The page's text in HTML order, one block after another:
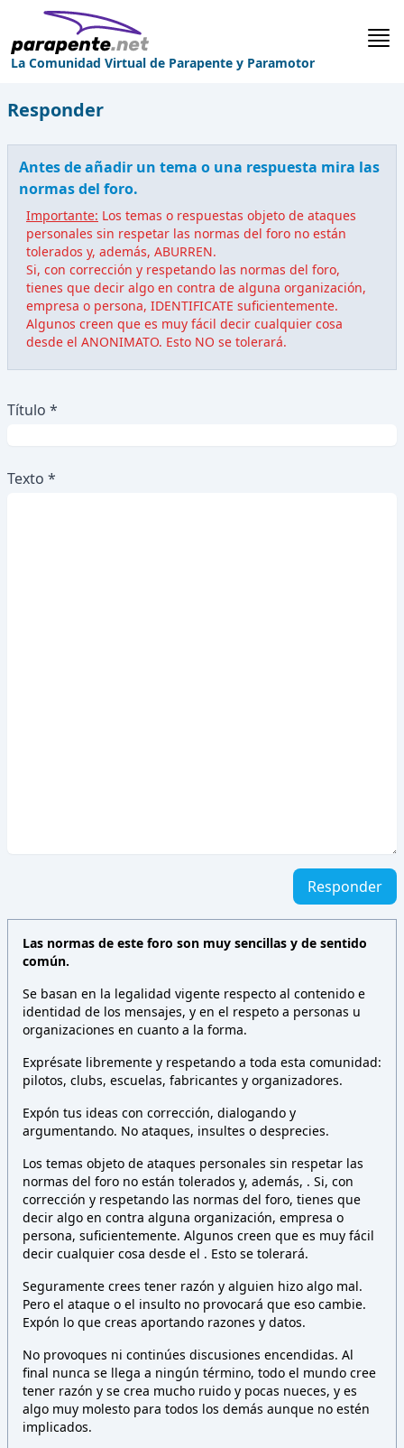
La Comunidad Virtual de Parapente y Paramotor
Responder
Antes de añadir un tema o una respuesta mira las
normas del foro.
Importante: Los temas o respuestas objeto de ataques
personales sin respetar las normas del foro no están
tolerados y, además, ABURREN.
Si, con corrección y respetando las normas del foro,
tienes que decir algo en contra de alguna organización,
empresa o persona, IDENTIFICATE suficientemente.
Algunos creen que es muy fácil decir cualquier cosa
desde el ANONIMATO. Esto NO se tolerará.
Título *
Texto *
Responder
Las normas de este foro son muy sencillas y de sentido
común.
Se basan en la legalidad vigente respecto al contenido e
identidad de los mensajes, y en el respeto a personas u
organizaciones en cuanto a la forma.
Exprésate libremente y respetando a toda esta comunidad:
pilotos, clubs, escuelas, fabricantes y organizadores.
Expón tus ideas con corrección, dialogando y
argumentando. No ataques, insultes o desprecies.
Los temas objeto de ataques personales sin respetar las
normas del foro no están tolerados y, además, . Si, con
corrección y respetando las normas del foro, tienes que
decir algo en contra alguna organización, empresa o
persona, suficientemente. Algunos creen que es muy fácil
decir cualquier cosa desde el . Esto se tolerará.
Seguramente crees tener razón y alguien hizo algo mal.
Pero el ataque o el insulto no provocará que eso cambie.
Expón lo que creas aportando razones y datos.
No provoques ni continúes discusiones encendidas. Al
final nunca se llega a ningún término, todo el mundo cree
tener razón y se crea mucho ruido y pocas nueces, y es
algo muy molesto para todos los demás aunque no estén
implicados.